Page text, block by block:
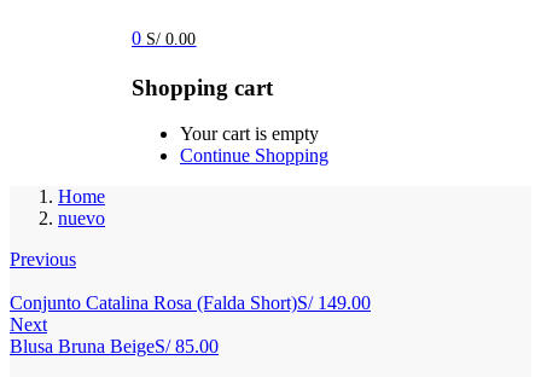
0 S/ 0.00
Shopping cart
Your cart is empty
Continue Shopping
Home
nuevo
Previous
Conjunto Catalina Rosa (Falda Short)S/149.00
Next
Blusa Bruna BeigeS/85.00